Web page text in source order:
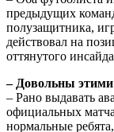
предыдущих
полузащитника,
действовал на
оттянутого
– Довольны
– Рано выдавать
официальных
нормальные